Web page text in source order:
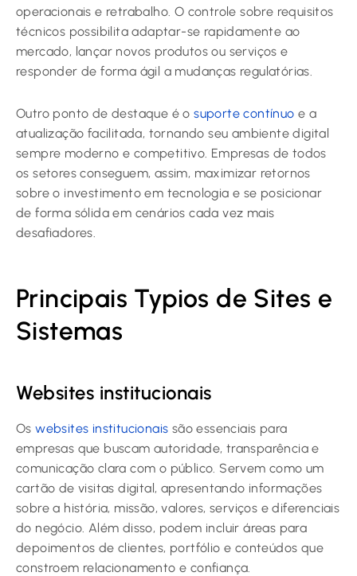
operacionais e retrabalho. O controle sobre requisitos
técnicos possibilita adaptar-se rapidamente ao
mercado, lançar novos produtos ou serviços e
responder de forma ágil a mudanças regulatórias.
Outro ponto de destaque é osuporte contínuo e a
atualização facilitada, tornando seu ambiente digital
sempre moderno e competitivo. Empresas de todos
os setores conseguem, assim, maximizar retornos
sobre o investimento em tecnologia e se posicionar
de forma sólida em cenários cada vez mais
desafiadores.
Principais Typios de Sites e
Sistemas
Websites institucionais
Oswebsites institucionais são essenciais para
empresas que buscam autoridade, transparência e
comunicação clara com o público. Servem como um
cartão de visitas digital, apresentando informações
sobre a história, missão, valores, serviços e diferenciais
do negócio. Além disso, podem incluir áreas para
depoimentos de clientes, portfólio e conteúdos que
constroem relacionamento e confiança.